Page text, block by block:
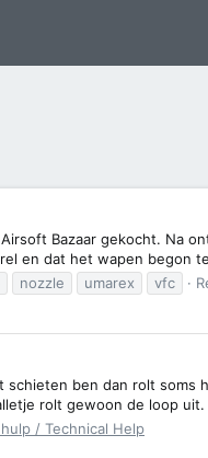
Bazaar gekocht. Na
en dat het wapen begon
nozzle umarex vfc
ben dan rolt
rolt gewoon de loop uit.
/ Technical Help